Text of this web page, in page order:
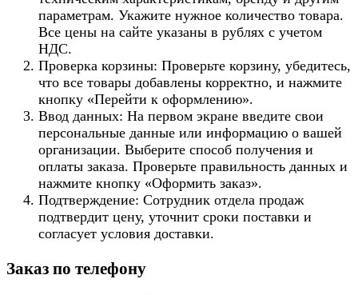
параметрам. Укажите нужное количество товара.
Все цены на сайте указаны в рублях с учетом
НДС.
Проверка корзины: Проверьте корзину, убедитесь,
что все товары добавлены корректно, и нажмите
кнопку «Перейти к оформлению».
Ввод данных: На первом экране введите свои
персональные данные или информацию о вашей
организации. Выберите способ получения и
оплаты заказа. Проверьте правильность данных и
нажмите кнопку «Оформить заказ».
Подтверждение: Сотрудник отдела продаж
подтвердит цену, уточнит сроки поставки и
согласует условия доставки.
Заказ по телефону